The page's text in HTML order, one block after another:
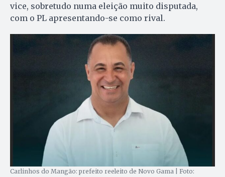
vice, sobretudo numa eleição muito disputada,
com o PL apresentando-se como rival.
Carlinhos do Mangão: prefeito reeleito de Novo Gama | Foto: